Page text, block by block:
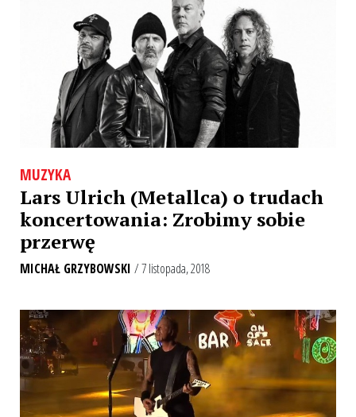
MUZYKA
Lars Ulrich (Metallca) o trudach
koncertowania: Zrobimy sobie
przerwę
MICHAŁ GRZYBOWSKI / 7 listopada, 2018